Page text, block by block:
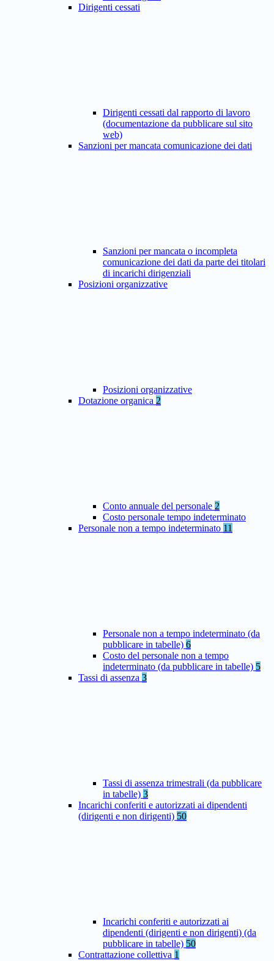
Dirigenti cessati
Dirigenti cessati dal rapporto di lavoro
(documentazione da pubblicare sul sito
web)
Sanzioni per mancata comunicazione dei dati
Sanzioni per mancata o incompleta
comunicazione dei dati da parte dei titolari
di incarichi dirigenziali
Posizioni organizzative
Posizioni organizzative
Dotazione organica 2
Conto annuale del personale 2
Costo personale tempo indeterminato
Personale non a tempo indeterminato 11
Personale non a tempo indeterminato (da
pubblicare in tabelle) 6
Costo del personale non a tempo
indeterminato (da pubblicare in tabelle) 5
Tassi di assenza 3
Tassi di assenza trimestrali (da pubblicare
in tabelle) 3
Incarichi conferiti e autorizzati ai dipendenti
(dirigenti e non dirigenti) 50
Incarichi conferiti e autorizzati ai
dipendenti (dirigenti e non dirigenti) (da
pubblicare in tabelle) 50
Contrattazione collettiva 1